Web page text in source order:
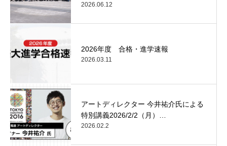
2026.06.12
2026年度 合格・進学速報
2026.03.11
アートディレクター 今井祐介氏による
特別講義2026/2/2（月）…
2026.02.2